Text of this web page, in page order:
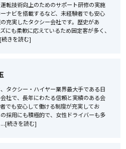
転技術向上のためのサポート研修の実施
ナビを搭載するなど、未経験者でも安心
充実したタクシー会社です。歴史があ
にも柔軟に応えているため固定客が多く、
きを読む]
タクシー・ハイヤー業界最大手である日
社で、長年にわたる信頼と実績のある会
でも安心して働ける制度が充実してお
採用にも積極的で、女性ドライバーも多
続きを読む]